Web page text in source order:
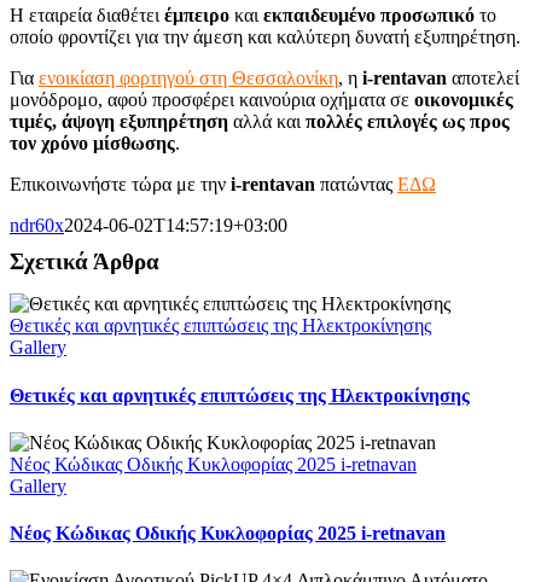
Η εταιρεία διαθέτει έμπειρο και εκπαιδευμένο προσωπικό το
οποίο φροντίζει για την άμεση και καλύτερη δυνατή εξυπηρέτηση.
Για ενοικίαση φορτηγού στη Θεσσαλονίκη, η i-rentavan αποτελεί
μονόδρομο, αφού προσφέρει καινούρια οχήματα σε οικονομικές
τιμές, άψογη εξυπηρέτηση αλλά και πολλές επιλογές ως προς
τον χρόνο μίσθωσης.
Επικοινωνήστε τώρα με την i-rentavan πατώντας ΕΔΩ
ndr60x2024-06-02T14:57:19+03:00
Σχετικά Άρθρα
Θετικές και αρνητικές επιπτώσεις της Ηλεκτροκίνησης
Gallery
Θετικές και αρνητικές επιπτώσεις της Ηλεκτροκίνησης
Νέος Κώδικας Οδικής Κυκλοφορίας 2025 i-retnavan
Gallery
Νέος Κώδικας Οδικής Κυκλοφορίας 2025 i-retnavan